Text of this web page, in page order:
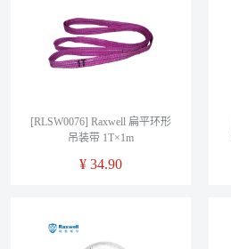
[RLSW0076] Raxwell 扁平环形
吊装带 1T×1m
¥ 34.90